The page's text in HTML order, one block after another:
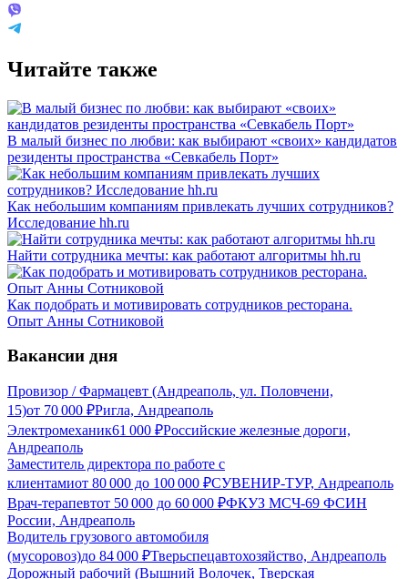
Читайте также
В малый бизнес по любви: как выбирают «своих» кандидатов
резиденты пространства «Севкабель Порт»
Как небольшим компаниям привлекать лучших сотрудников?
Исследование hh.ru
Найти сотрудника мечты: как работают алгоритмы hh.ru
Как подобрать и мотивировать сотрудников ресторана.
Опыт Анны Сотниковой
Вакансии дня
Провизор / Фармацевт (Андреаполь, ул. Половчени,
15)от 70 000 ₽Ригла, Андреаполь
Электромеханик61 000 ₽Российские железные дороги,
Андреаполь
Заместитель директора по работе с
клиентамиот 80 000 до 100 000 ₽СУВЕНИР-ТУР, Андреаполь
Врач-терапевтот 50 000 до 60 000 ₽ФКУЗ МСЧ-69 ФСИН
России, Андреаполь
Водитель грузового автомобиля
(мусоровоз)до 84 000 ₽Тверьспецавтохозяйство, Андреаполь
Дорожный рабочий (Вышний Волочек, Тверская